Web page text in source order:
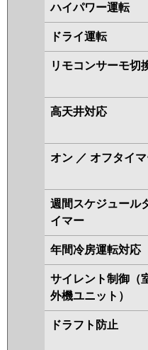
ハイパワー運転
ドライ運転
リモコンサーモ切
高天井対応
オン ／ オフタイ
週間スケジュール
イマー
年間冷房運転対応
サイレント制御（
外機ユニット）
ドラフト防止